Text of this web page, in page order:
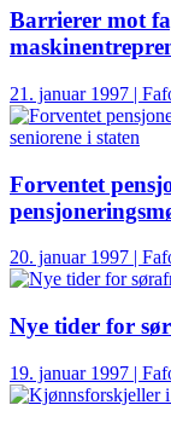
Barrierer mot
21. januar 1997 |
Forventet
20. januar 1997 |
Nye tider for
19. januar 1997 |